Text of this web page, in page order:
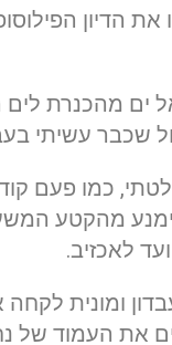
הדיון
ים מהכנרת לים
שכבר עשיתי
כמו פעם
ולהימנע
לאכזיב.
ומונית
את העמוד